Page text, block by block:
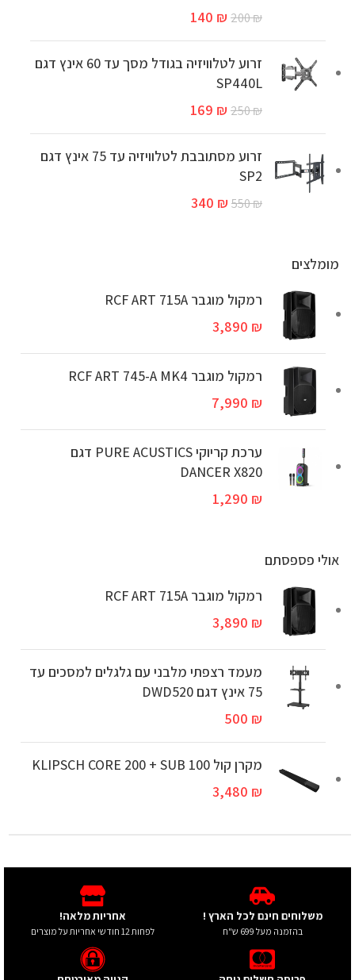
200₪
140 ₪
זרוע לטלוויזיה בגודל מסך עד 60 אינץ דגם
SP440L
250₪
169 ₪
זרוע מסתובבת לטלוויזיה עד 75 אינץ דגם
SP2
550₪
340 ₪
מומלצים
רמקול מוגבר RCF ART 715A
3,890 ₪
‏רמקול מוגבר RCF ART 745-A MK4
7,990 ₪
ערכת קריוקי PURE ACUSTICS דגם
DANCER X820
1,290 ₪
אולי פספסתם
רמקול מוגבר RCF ART 715A
3,890 ₪
מעמד רצפתי מלבני עם גלגלים למסכים עד
75 אינץ דגם DWD520
500 ₪
מקרן קול KLIPSCH CORE 200 + SUB 100
3,480 ₪
משלוחים חינם לכל הארץ !
בהזמנה מעל 699 ש"ח
אחריות מלאה!
לפחות 12 חודשי אחריות על מוצרים